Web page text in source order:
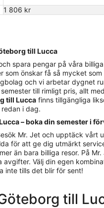
1 806 kr
till Lucca
spara pengar på våra
som önskar få så mycket
och vi arbetar dygnet
till rimligt pris, allt
till Lucca finns tillgängliga
i dag.
– boka din semester i
Mr. Jet och upptäck vårt
för att ge dig utmärkt
än bara billiga resor. På
avgifter. Välj din egen
inte tills det blir för sent!
till